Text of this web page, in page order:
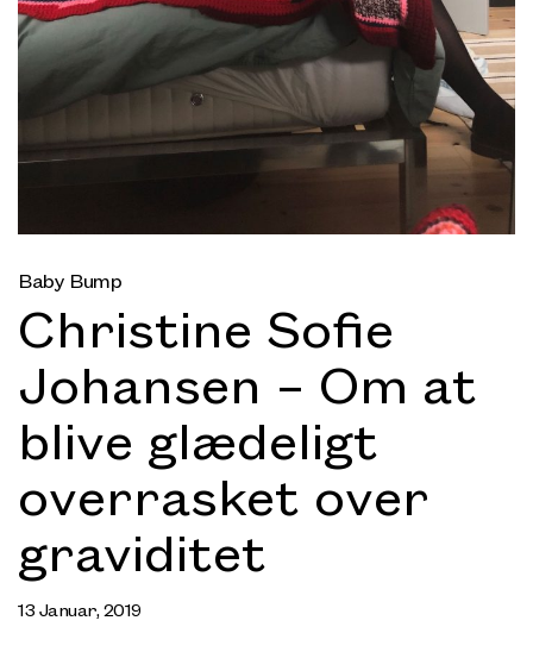
Baby Bump
Christine Sofie
Johansen – Om at
blive glædeligt
overrasket over
graviditet
13 Januar, 2019